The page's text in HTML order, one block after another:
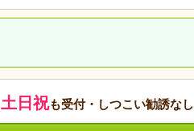
土日祝も受付・しつこい勧誘なし